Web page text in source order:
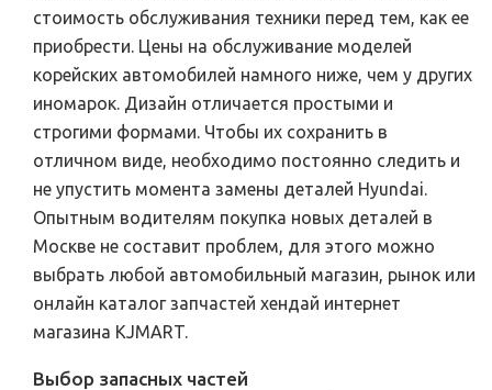
стоимость обслуживания техники перед тем, как ее
приобрести. Цены на обслуживание моделей
корейских автомобилей намного ниже, чем у других
иномарок. Дизайн отличается простыми и
строгими формами. Чтобы их сохранить в
отличном виде, необходимо постоянно следить и
не упустить момента замены деталей Hyundai.
Опытным водителям покупка новых деталей в
Москве не составит проблем, для этого можно
выбрать любой автомобильный магазин, рынок или
онлайн каталог запчастей хендай интернет
магазина KJMART.
Выбор запасных частей